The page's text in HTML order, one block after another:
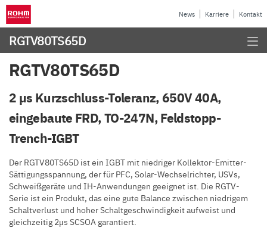
News Karriere Kontakt
RGTV80TS65D
RGTV80TS65D
2 µs Kurzschluss-Toleranz, 650V 40A,
eingebaute FRD, TO-247N, Feldstopp-
Trench-IGBT
Der RGTV80TS65D ist ein IGBT mit niedriger Kollektor-Emitter-
Sättigungsspannung, der für PFC, Solar-Wechselrichter, USVs,
Schweißgeräte und IH-Anwendungen geeignet ist. Die RGTV-
Serie ist ein Produkt, das eine gute Balance zwischen niedrigem
Schaltverlust und hoher Schaltgeschwindigkeit aufweist und
gleichzeitig 2μs SCSOA garantiert.